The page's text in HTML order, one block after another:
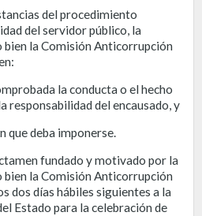
del procedimiento
del servidor público, la
bien la Comisión Anticorrupción
la conducta o el hecho
responsabilidad del encausado, y
que deba imponerse.
fundado y motivado por la
bien la Comisión Anticorrupción
dos días hábiles siguientes a la
Estado para la celebración de